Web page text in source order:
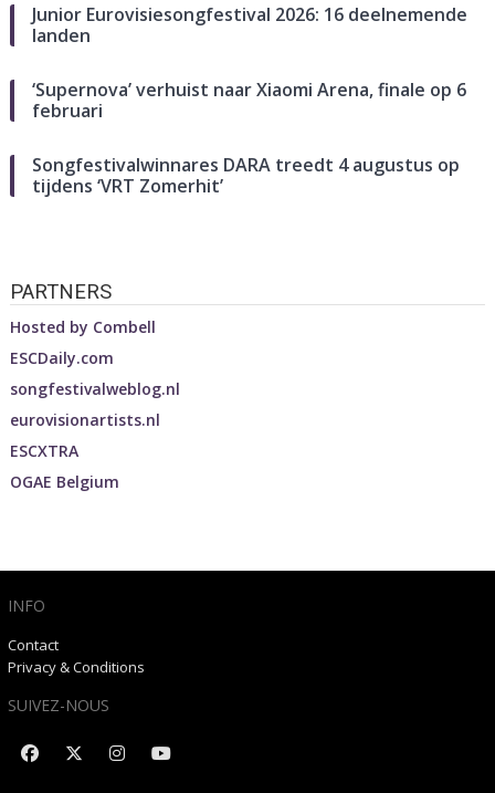
Junior Eurovisiesongfestival 2026: 16 deelnemende
landen
‘Supernova’ verhuist naar Xiaomi Arena, finale op 6
februari
Songfestivalwinnares DARA treedt 4 augustus op
tijdens ‘VRT Zomerhit’
PARTNERS
Hosted by Combell
ESCDaily.com
songfestivalweblog.nl
eurovisionartists.nl
ESCXTRA
OGAE Belgium
INFO
Contact
Privacy & Conditions
SUIVEZ-NOUS